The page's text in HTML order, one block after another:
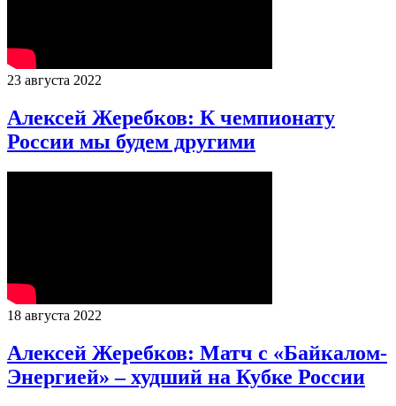
23 августа 2022
Алексей Жеребков: К чемпионату
России мы будем другими
18 августа 2022
Алексей Жеребков: Матч с «Байкалом-
Энергией» – худший на Кубке России